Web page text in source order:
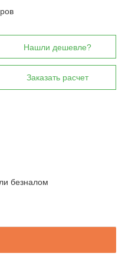
Нашли дешевле?
Заказать расчет
безналом